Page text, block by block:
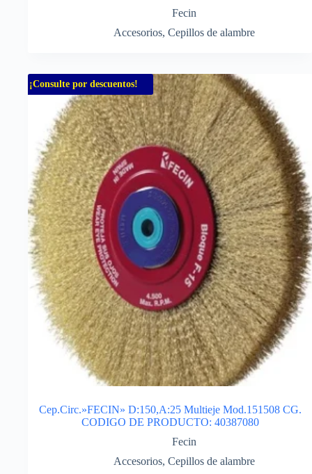
Fecin
Accesorios, Cepillos de alambre
¡Consulte por descuentos!
Cep.Circ.»FECIN» D:150,A:25 Multieje Mod.151508 CG.
CODIGO DE PRODUCTO: 40387080
Fecin
Accesorios, Cepillos de alambre